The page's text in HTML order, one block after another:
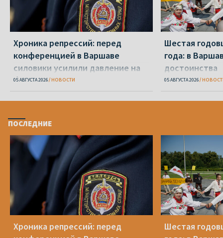
Хроника репрессий: перед
конференцией в Варшаве
силовики усилили давление на
беларусов
05 АВГУСТА 2026 НОВОСТИ
Шестая
года: в
достоинства
05 АВГУСТА 2026
ПОСЛЕДНИЕ
Хроника репрессий: перед
Шестая